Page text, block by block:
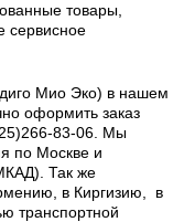
товары,
сервисное
Мио Эко) в нашем
оформить заказ
83-06. Мы
по Москве и
Так же
в Киргизию, в
транспортной